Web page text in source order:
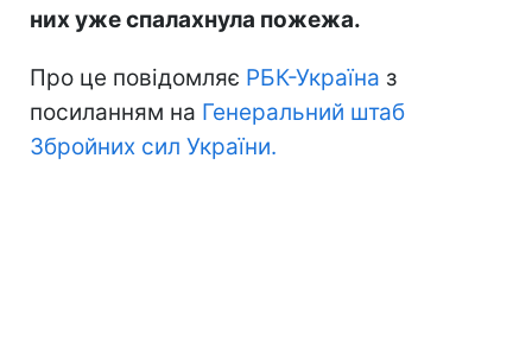
них уже спалахнула пожежа.
Про це повідомляє РБК-Україна з
посиланням на Генеральний штаб
Збройних сил України.